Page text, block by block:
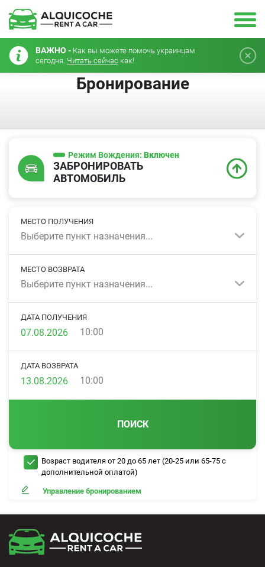
ВАЖНО - Как вы можете помочь украинцам
сегодня. Читать сейчас как!
Бронирование
Режим Вождения: Включен
ЗАБРОНИРОВАТЬ
АВТОМОБИЛЬ
МЕСТО ПОЛУЧЕНИЯ
Выберите пункт назначения...
МЕСТО ВОЗВРАТА
Выберите пункт назначения...
ДАТА ПОЛУЧЕНИЯ
10:00
ДАТА ВОЗВРАТА
10:00
ПОИСК
Возраст водителя от 20 до 65 лет (20-25 или 65-75 с
дополнительной оплатой)
Управление бронированием